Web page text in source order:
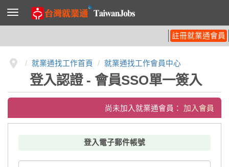
導
列
註冊就業通會員
就業通找工作首頁 就業通找工作會員中心
登入認證 - 會員SSO單一簽入
尚未加入就業通會員： 加入會員
登入電子郵件帳號